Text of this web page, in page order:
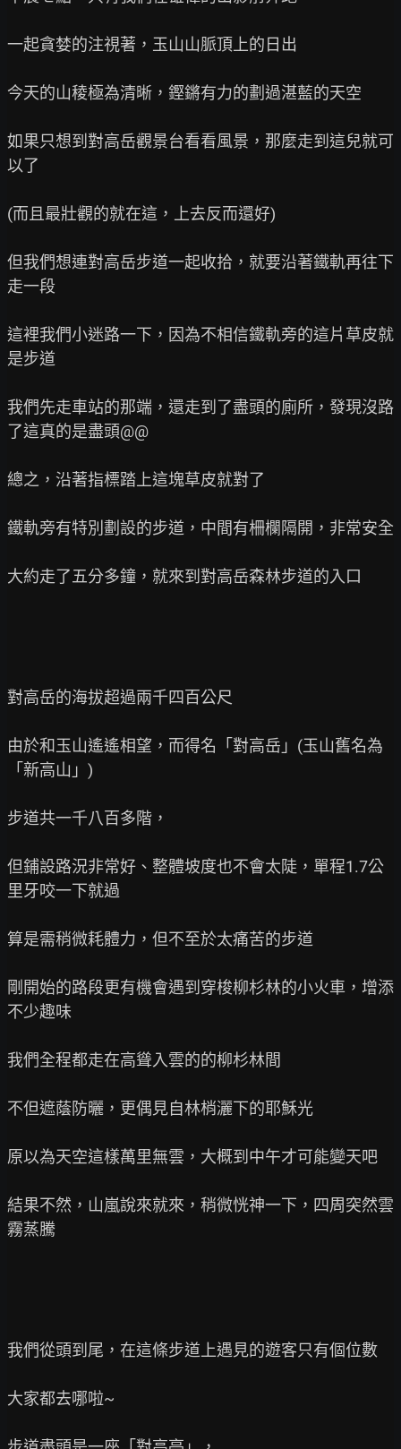
一起貪婪的注視著，玉山山脈頂上的日出
今天的山稜極為清晰，鏗鏘有力的劃過湛藍的天空
如果只想到對高岳觀景台看看風景，那麼走到這兒就可
以了
(而且最壯觀的就在這，上去反而還好)
但我們想連對高岳步道一起收拾，就要沿著鐵軌再往下
走一段
這裡我們小迷路一下，因為不相信鐵軌旁的這片草皮就
是步道
我們先走車站的那端，還走到了盡頭的廁所，發現沒路
了這真的是盡頭@@
總之，沿著指標踏上這塊草皮就對了
鐵軌旁有特別劃設的步道，中間有柵欄隔開，非常安全
大約走了五分多鐘，就來到對高岳森林步道的入口
對高岳的海拔超過兩千四百公尺
由於和玉山遙遙相望，而得名「對高岳」(玉山舊名為
「新高山」)
步道共一千八百多階，
但鋪設路況非常好、整體坡度也不會太陡，單程1.7公
里牙咬一下就過
算是需稍微耗體力，但不至於太痛苦的步道
剛開始的路段更有機會遇到穿梭柳杉林的小火車，增添
不少趣味
我們全程都走在高聳入雲的的柳杉林間
不但遮蔭防曬，更偶見自林梢灑下的耶穌光
原以為天空這樣萬里無雲，大概到中午才可能變天吧
結果不然，山嵐說來就來，稍微恍神一下，四周突然雲
霧蒸騰
我們從頭到尾，在這條步道上遇見的遊客只有個位數
大家都去哪啦~